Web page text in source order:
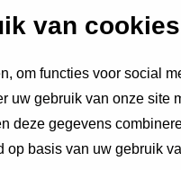
van cookies
om functies voor social
uw gebruik van onze site
deze gegevens
op basis van uw gebruik